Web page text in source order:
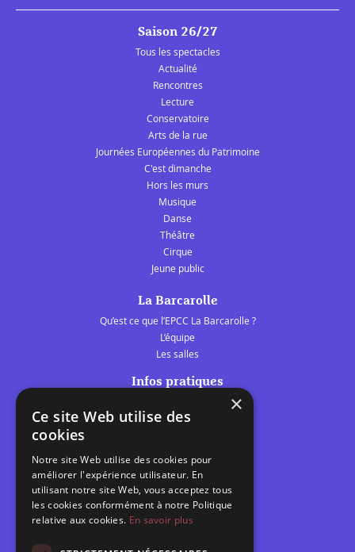
Saison 26/27
Tous les spectacles
Actualité
Rencontres
Lecture
Conservatoire
Arts de la rue
Journées Européennes du Patrimoine
C'est dimanche
Hors les murs
Musique
Danse
Théâtre
Cirque
Jeune public
La Barcarolle
Qu’est ce que l’EPCC La Barcarolle ?
L’équipe
Les salles
Infos pratiques
Les belles scènes audomaroises
Calendrier
Programme des spectacles
Brèves
×
Ce site Web utilise des
cookies
Notre site Web utilise des cookies pour
améliorer l'expérience utilisateur. En
utilisant notre site Web, vous acceptez tous
les cookies conformément à notre Politique
relative aux cookies. En savoir plus